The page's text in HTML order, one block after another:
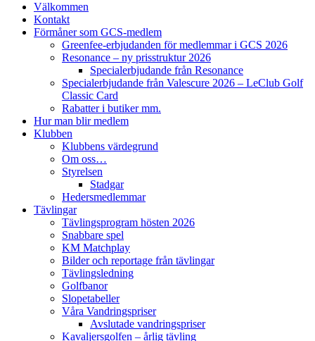
Välkommen
Kontakt
Förmåner som GCS-medlem
Greenfee-erbjudanden för medlemmar i GCS 2026
Resonance – ny prisstruktur 2026
Specialerbjudande från Resonance
Specialerbjudande från Valescure 2026 – LeClub Golf
Classic Card
Rabatter i butiker mm.
Hur man blir medlem
Klubben
Klubbens värdegrund
Om oss…
Styrelsen
Stadgar
Hedersmedlemmar
Tävlingar
Tävlingsprogram hösten 2026
Snabbare spel
KM Matchplay
Bilder och reportage från tävlingar
Tävlingsledning
Golfbanor
Slopetabeller
Våra Vandringspriser
Avslutade vandringspriser
Kavaljersgolfen – årlig tävling